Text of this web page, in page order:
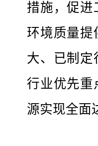
措施，促进
环境质量提
大、已制定
行业优先重
源实现全面